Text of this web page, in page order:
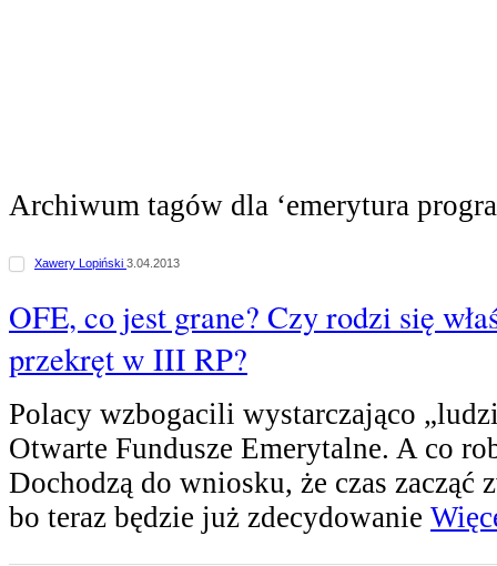
Archiwum tagów dla ‘emerytura
Xawery Lopiński 3.04.2013
OFE, co jest grane? Czy rodzi się
przekręt w III RP?
Polacy wzbogacili wystarczająco
Otwarte Fundusze Emerytalne. A co
Dochodzą do wniosku, że czas zacząć
bo teraz będzie już zdecydowanie